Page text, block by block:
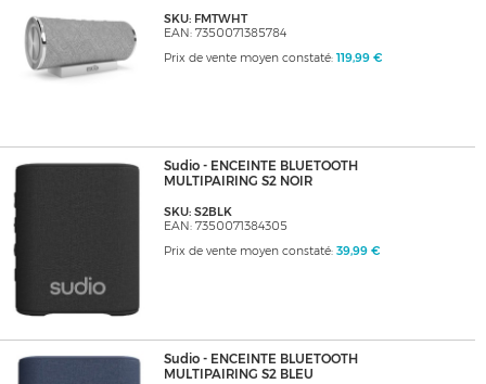
SKU: FMTWHT
EAN: 7350071385784
Prix de vente moyen constaté: 119,99 €
Sudio - ENCEINTE BLUETOOTH
MULTIPAIRING S2 NOIR
SKU: S2BLK
EAN: 7350071384305
Prix de vente moyen constaté: 39,99 €
Sudio - ENCEINTE BLUETOOTH
MULTIPAIRING S2 BLEU